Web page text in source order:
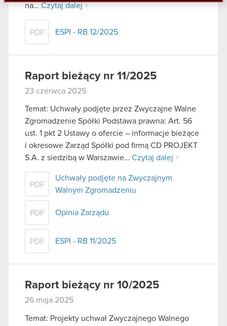
danymi otrzymanymi od Ciebie lub uzyskanymi
korzystanie z naszej witryny, zgadasz się na
na… Czytaj dalej
PDF ESPI - RB 12/2025
Raport bieżący nr 11/2025
23 czerwca 2025
Temat: Uchwały podjęte przez Zwyczajne Walne
Zgromadzenie Spółki Podstawa prawna: Art. 56
ust. 1 pkt 2 Ustawy o ofercie – informacje bieżące
i okresowe Zarząd Spółki pod firmą CD PROJEKT
S.A. z siedzibą w Warszawie… Czytaj dalej
PDF
Uchwały podjęte na Zwyczajnym
Walnym Zgromadzeniu
PDF Opinia Zarządu
PDF ESPI - RB 11/2025
Raport bieżący nr 10/2025
26 maja 2025
Temat: Projekty uchwał Zwyczajnego Walnego